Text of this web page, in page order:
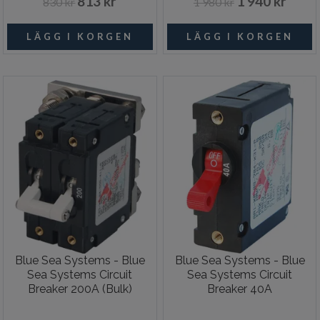
Blue Sea Systems - Blue
Sea Systems Circuit
Breaker 200A (Bulk)
Blue Sea Systems - Blue
Sea Systems Circuit
Breaker 40A